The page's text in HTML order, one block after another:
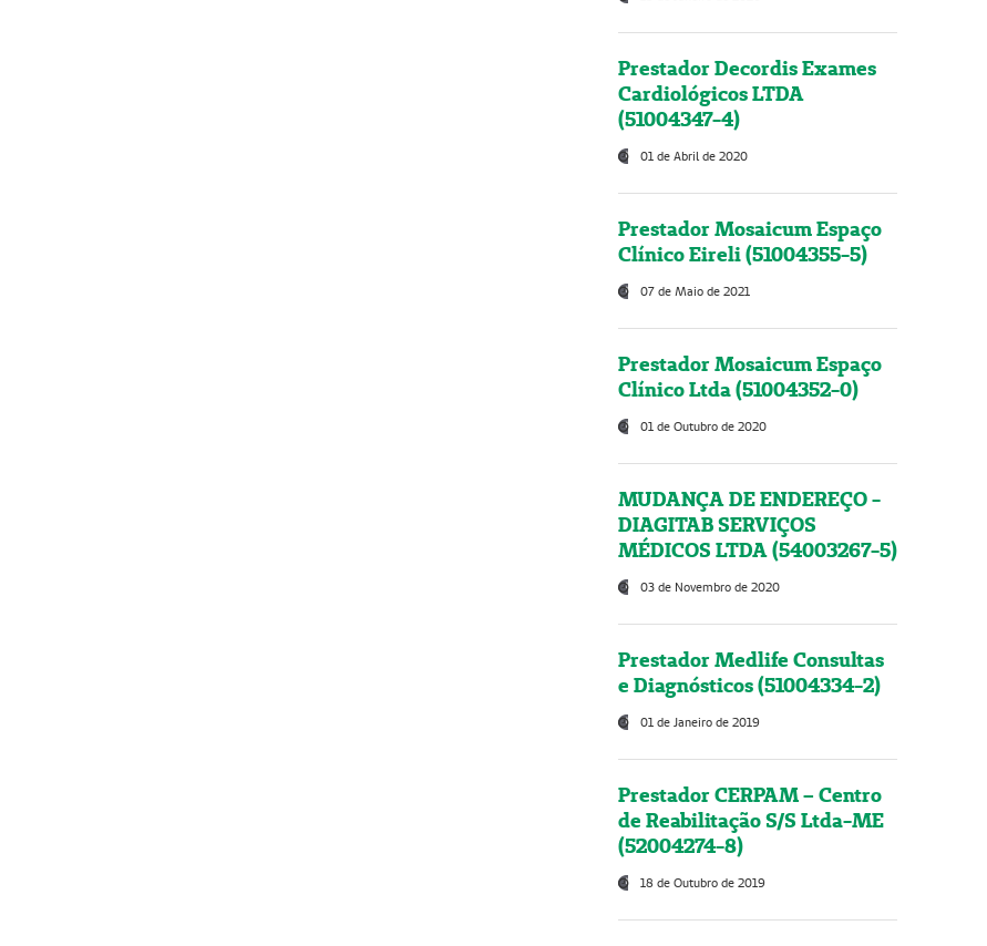
Prestador Decordis Exames
Cardiológicos LTDA
(51004347-4)
01 de Abril de 2020
Prestador Mosaicum Espaço
Clínico Eireli (51004355-5)
07 de Maio de 2021
Prestador Mosaicum Espaço
Clínico Ltda (51004352-0)
01 de Outubro de 2020
MUDANÇA DE ENDEREÇO -
DIAGITAB SERVIÇOS
MÉDICOS LTDA (54003267-5)
03 de Novembro de 2020
Prestador Medlife Consultas
e Diagnósticos (51004334-2)
01 de Janeiro de 2019
Prestador CERPAM – Centro
de Reabilitação S/S Ltda-ME
(52004274-8)
18 de Outubro de 2019